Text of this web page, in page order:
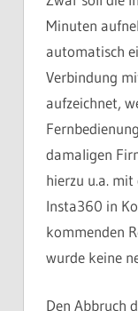
Minuten
automatisch
Verbindung
aufzeichnet,
damaligen
hierzu u.a.
Insta360 in
kommenden
wurde keine
Den Abbruch